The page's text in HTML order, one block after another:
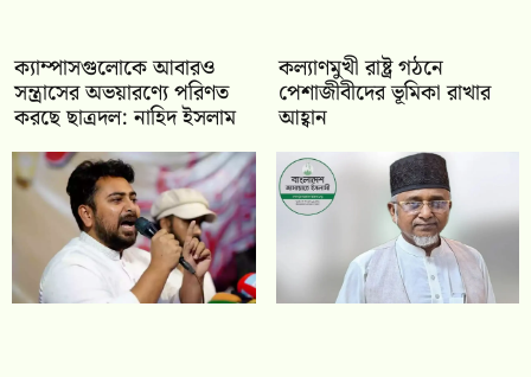
ক্যাম্পাসগুলোকে আবারও
সন্ত্রাসের অভয়ারণ্যে পরিণত
করছে ছাত্রদল: নাহিদ ইসলাম
কল্যাণমুখী রাষ্ট্র গঠনে
পেশাজীবীদের ভূমিকা রাখার
আহ্বান